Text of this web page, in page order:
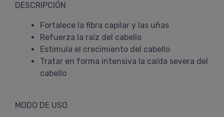
DESCRIPCIÓN
Fortalece la fibra capilar y las uñas
Refuerza la raíz del cabello
Estimula el crecimiento del cabello
Tratar en forma intensiva la caída severa del
cabello
MODO DE USO